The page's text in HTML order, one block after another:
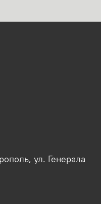
ул. Генерала